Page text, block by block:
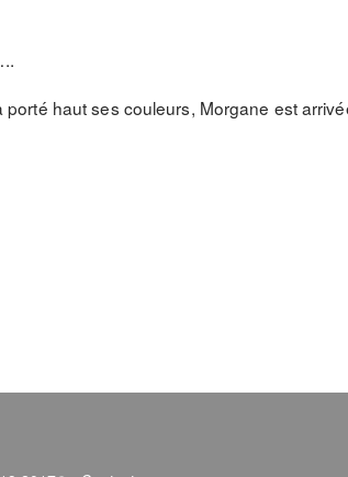
haut ses couleurs, Morgane est